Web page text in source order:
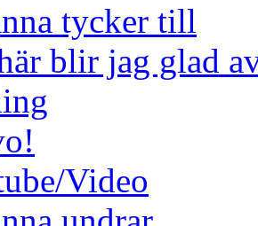
tycker till
blir jag glad
Video